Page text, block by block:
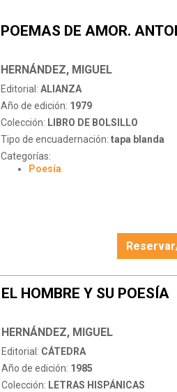
POEMAS DE AMOR.
HERNÁNDEZ, MIGUEL
Editorial: ALIANZA
Año de edición: 1979
Colección: LIBRO DE BOLSILLO
Tipo de encuadernación: tapa blanda
Categorías:
Poesía
EL HOMBRE Y SU POESÍA
HERNÁNDEZ, MIGUEL
Editorial: CÁTEDRA
Año de edición: 1985
Colección: LETRAS HISPÁNICAS